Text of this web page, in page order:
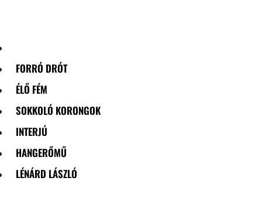
FORRÓ DRÓT
ÉLŐ FÉM
SOKKOLÓ KORONGOK
INTERJÚ
HANGERŐMŰ
LÉNÁRD LÁSZLÓ